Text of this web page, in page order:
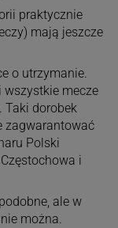
praktycznie
mają jeszcze
o utrzymanie.
wszystkie mecze
Taki dorobek
zagwarantować
Polski
i
ale w
można.